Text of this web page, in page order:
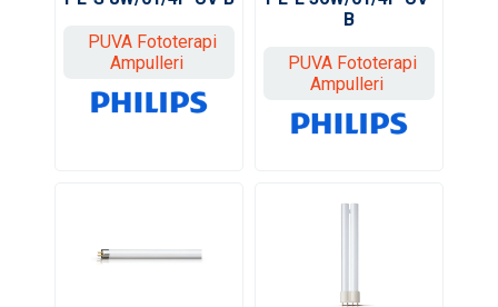
PUVA Fototerapi
Ampulleri
B
PUVA Fototerapi
Ampulleri